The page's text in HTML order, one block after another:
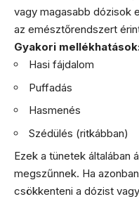
vagy magasabb dózisok
az emésztőrendszert
Gyakori
Hasi fájdalom
Puffadás
Hasmenés
Szédülés (ritkábban)
Ezek a tünetek általában
megszűnnek. Ha
csökkenteni a dózist